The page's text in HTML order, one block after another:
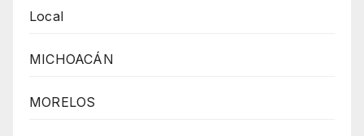
Local
MICHOACÁN
MORELOS